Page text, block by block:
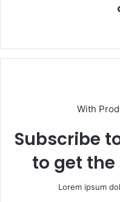
With
Subscribe
to get
Lorem ipsum